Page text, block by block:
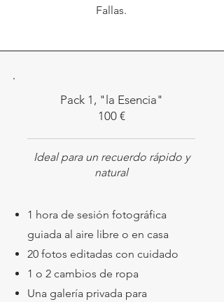
Fallas.
Pack 1, "la Esencia"
100 €
Ideal para un recuerdo rápido y
natural
1 hora de sesión fotográfica
guiada al aire libre o en casa
20 fotos editadas con cuidado
1 o 2 cambios de ropa
Una galería privada para